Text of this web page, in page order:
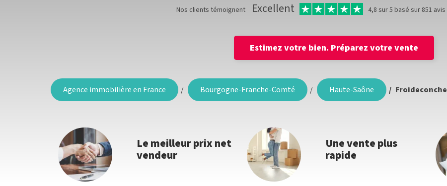
Nos clients témoignent Excellent 4,8 sur 5 basé sur 851 avis
Estimez votre bien. Préparez votre vente
Agence immobilière en France Bourgogne-Franche-Comté Haute-Saône Froideconche
Le meilleur prix net
vendeur
Une vente plus
rapide